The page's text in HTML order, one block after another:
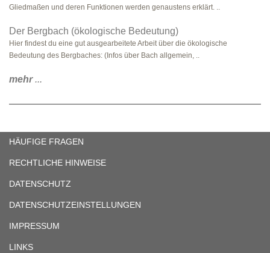
Gliedmaßen und deren Funktionen werden genaustens erklärt. ..
Der Bergbach (ökologische Bedeutung)
Hier findest du eine gut ausgearbeitete Arbeit über die ökologische
Bedeutung des Bergbaches: (Infos über Bach allgemein, ..
mehr...
HÄUFIGE FRAGEN
RECHTLICHE HINWEISE
DATENSCHUTZ
DATENSCHUTZEINSTELLUNGEN
IMPRESSUM
LINKS